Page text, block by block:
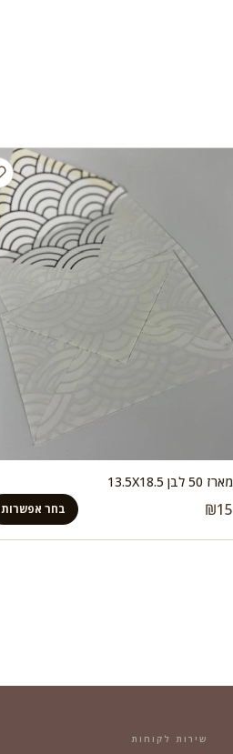
מארז 50 לבן 13.5X18.5
₪15 בחר אפשרות
שירות לקוחות